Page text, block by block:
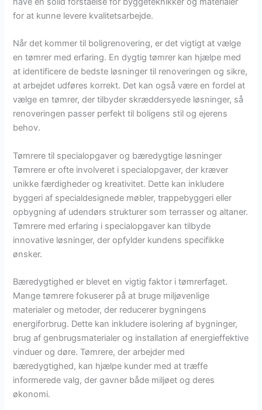
for at kunne levere kvalitetsarbejde.
Når det kommer til boligrenovering, er det vigtigt at vælge
en tømrer med erfaring. En dygtig tømrer kan hjælpe med
at identificere de bedste løsninger til renoveringen og sikre,
at arbejdet udføres korrekt. Det kan også være en fordel at
vælge en tømrer, der tilbyder skræddersyede løsninger, så
renoveringen passer perfekt til boligens stil og ejerens
behov.
Tømrere til specialopgaver og bæredygtige løsninger
Tømrere er ofte involveret i specialopgaver, der kræver
unikke færdigheder og kreativitet. Dette kan inkludere
byggeri af specialdesignede møbler, trappebyggeri eller
opbygning af udendørs strukturer som terrasser og altaner.
Tømrere med erfaring i specialopgaver kan tilbyde
innovative løsninger, der opfylder kundens specifikke
ønsker.
Bæredygtighed er blevet en vigtig faktor i tømrerfaget.
Mange tømrere fokuserer på at bruge miljøvenlige
materialer og metoder, der reducerer bygningens
energiforbrug. Dette kan inkludere isolering af bygninger,
brug af genbrugsmaterialer og installation af energieffektive
vinduer og døre. Tømrere, der arbejder med
bæredygtighed, kan hjælpe kunder med at træffe
informerede valg, der gavner både miljøet og deres
økonomi.